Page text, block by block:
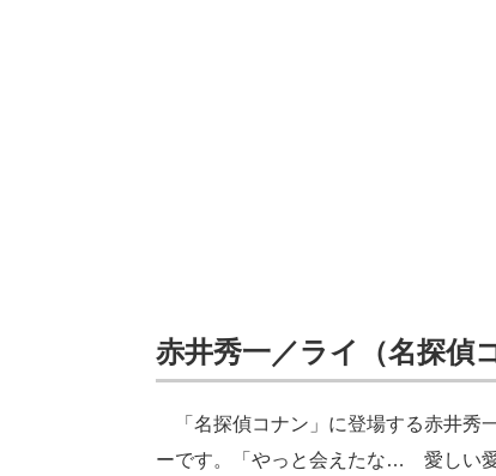
赤井秀一／ライ（名探偵
「名探偵コナン」に登場する赤井秀
ーです。「やっと会えたな… 愛しい愛